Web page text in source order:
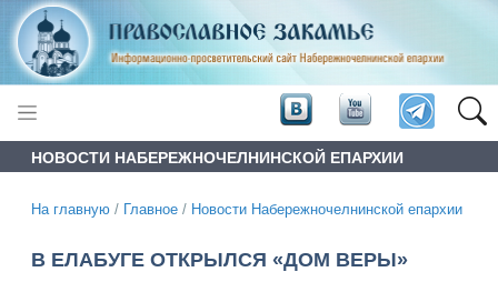
НОВОСТИ НАБЕРЕЖНОЧЕЛНИНСКОЙ ЕПАРХИИ
На главную / Главное / Новости Набережночелнинской епархии
В ЕЛАБУГЕ ОТКРЫЛСЯ «ДОМ ВЕРЫ»